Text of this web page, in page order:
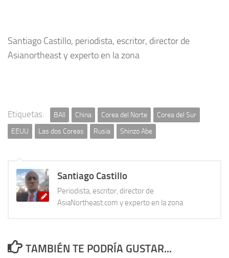
Santiago Castillo, periodista, escritor, director de
Asianortheast y experto en la zona
Etiquetas: BAII China Corea del Norte
Corea del Sur
EEUU
Las dos Coreas Rusia Shinzo Abe
Santiago Castillo
Periodista, escritor, director de
AsiaNortheast.com y experto en la zona
TAMBIÉN TE PODRÍA GUSTAR...